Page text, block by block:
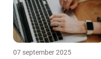
07 september 2025